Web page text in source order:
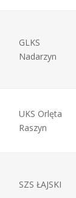
GLKS
Nadarzyn
UKS Orlęta
Raszyn
SZS ŁAJSKI